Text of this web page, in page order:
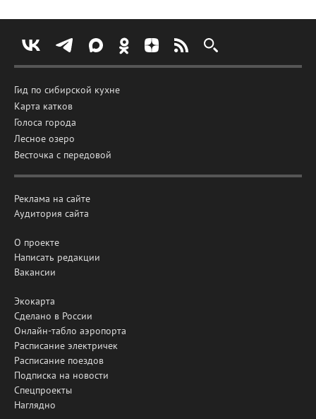
Гид по сибирской кухне
Карта катков
Голоса города
Лесное озеро
Весточка с передовой
Реклама на сайте
Аудитория сайта
О проекте
Написать редакции
Вакансии
Экокарта
Сделано в России
Онлайн-табло аэропорта
Расписание электричек
Расписание поездов
Подписка на новости
Спецпроекты
Наглядно